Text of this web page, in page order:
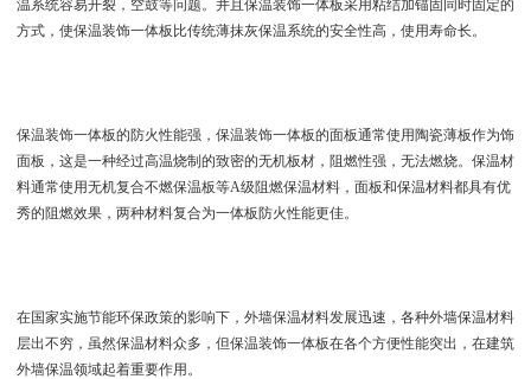
温系统容易开裂，空鼓等问题。并且保温装饰一体板采用粘结加锚固同时固定的
方式，使保温装饰一体板比传统薄抹灰保温系统的安全性高，使用寿命长。
保温装饰一体板的防火性能强，保温装饰一体板的面板通常使用陶瓷薄板作为饰
面板，这是一种经过高温烧制的致密的无机板材，阻燃性强，无法燃烧。保温材
料通常使用无机复合不燃保温板等A级阻燃保温材料，面板和保温材料都具有优
秀的阻燃效果，两种材料复合为一体板防火性能更佳。
在国家实施节能环保政策的影响下，外墙保温材料发展迅速，各种外墙保温材料
层出不穷，虽然保温材料众多，但保温装饰一体板在各个方便性能突出，在建筑
外墙保温领域起着重要作用。